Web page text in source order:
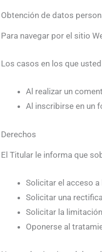
Obtención de datos
Para navegar por el sitio
Los casos en los que
Al realizar un
Al inscribirse en un
Derechos
El Titular le informa que
Solicitar el acceso
Solicitar una
Solicitar la
Oponerse al